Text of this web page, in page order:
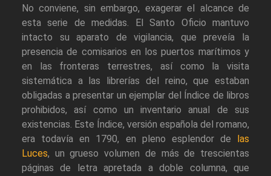
No conviene, sin embargo, exagerar el alcance de
esta serie de medidas. El Santo Oficio mantuvo
intacto su aparato de vigilancia, que preveía la
presencia de comisarios en los puertos marítimos y
en las fronteras terrestres, así como la visita
sistemática a las librerías del reino, que estaban
obligadas a presentar un ejemplar del Índice de libros
prohibidos, así como un inventario anual de sus
existencias. Este Índice, versión española del romano,
era todavía en 1790, en pleno esplendor de
las
Luces, un grueso volumen de más de trescientas
páginas de letra apretada a doble columna, que